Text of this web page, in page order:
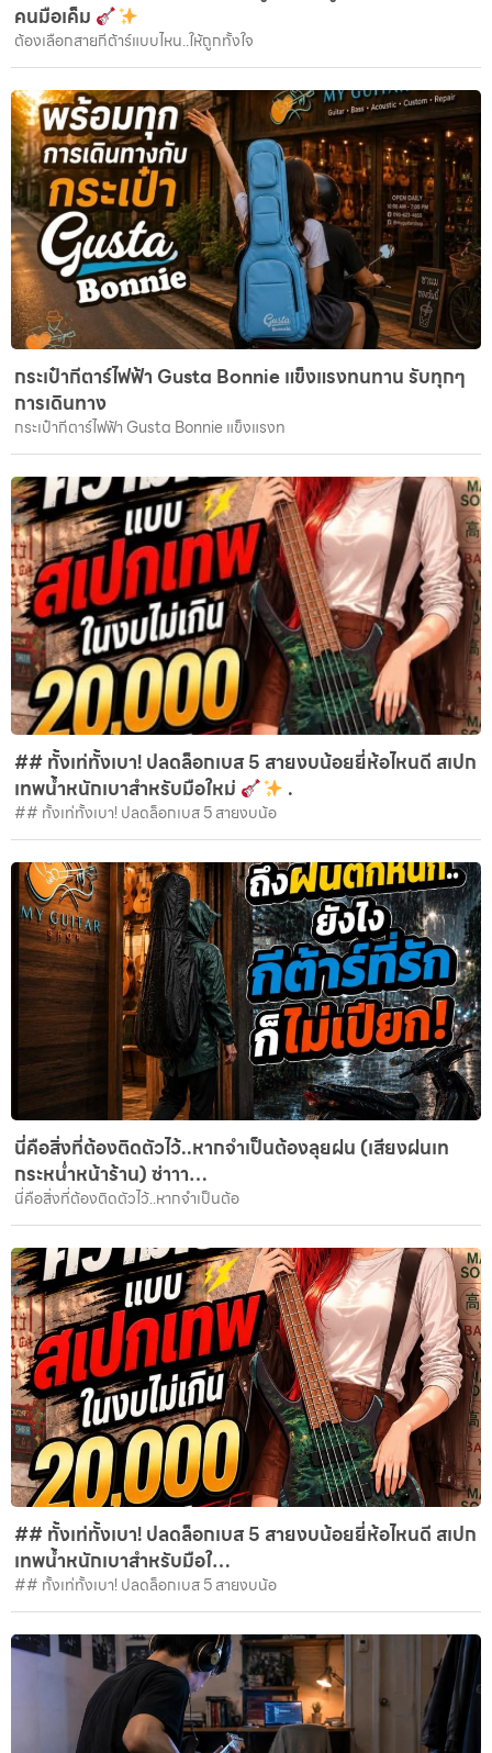
คนมือเค็ม
ต้องเลือกสายกีต้าร์แบบไหน..ให้ถูกทั้งใจ
กระเป๋ากีตาร์ไฟฟ้า Gusta Bonnie แข็งแรงทนทาน รับทุกๆ
การเดินทาง
กระเป๋ากีตาร์ไฟฟ้า Gusta Bonnie แข็งแรงท
## ทั้งเท่ทั้งเบา! ปลดล็อกเบส 5 สายงบน้อยยี่ห้อไหนดี สเปก
เทพน้ำหนักเบาสำหรับมือใหม่
.
## ทั้งเท่ทั้งเบา! ปลดล็อกเบส 5 สายงบน้อ
นี่คือสิ่งที่ต้องติดตัวไว้..หากจำเป็นต้องลุยฝน (เสียงฝนเท
กระหน่ำหน้าร้าน) ซ่าาา…
นี่คือสิ่งที่ต้องติดตัวไว้..หากจำเป็นต้อ
## ทั้งเท่ทั้งเบา! ปลดล็อกเบส 5 สายงบน้อยยี่ห้อไหนดี สเปก
เทพน้ำหนักเบาสำหรับมือใ…
## ทั้งเท่ทั้งเบา! ปลดล็อกเบส 5 สายงบน้อ